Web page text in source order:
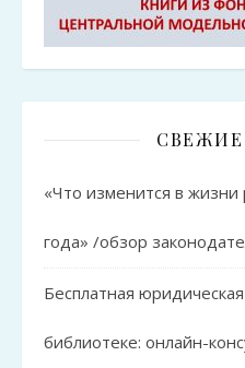
«Что изменится в жизни
года» /обзор
Бесплатная
библиотеке: онлайн-